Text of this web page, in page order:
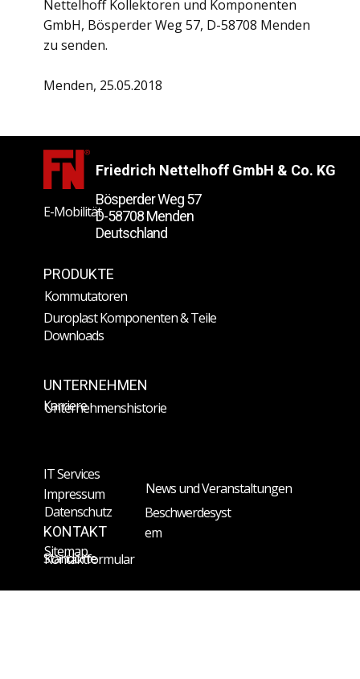
Nettelhoff Kollektoren und Komponenten
GmbH, Bösperder Weg 57, D-58708 Menden
zu senden.
Menden, 25.05.2018
UNTERNEHMEN
KONTAKT
Friedrich Nettelhoff GmbH & Co. KG
PRODUKTE
Unternehmenshistorie
Bösperder Weg 57
D-58708 Menden
Deutschland
Kommutatoren
Standorte
Karriere
Duroplast Komponenten & Teile
Kontaktformular
E-Mobilität
IT Services
News und Veranstaltungen
Impressum
Downloads
Datenschutz
Beschwerdesyst
em
Sitemap